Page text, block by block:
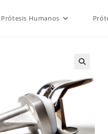
Prótesis Humanos